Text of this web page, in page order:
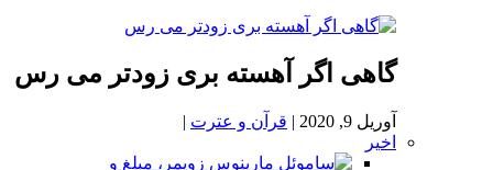
گاهی اگر آهسته بری زودتر می رس
آوریل 9, 2020 | قرآن و عترت |
اخیر